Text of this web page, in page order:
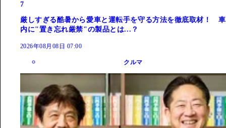
7
厳しすぎる酷暑から愛車と運転手を守る方法を徹底取材！ 車
内に"置き忘れ厳禁"の製品とは...？
2026年08月08日 07:00
クルマ